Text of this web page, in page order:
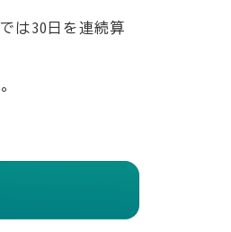
は30日を連続算